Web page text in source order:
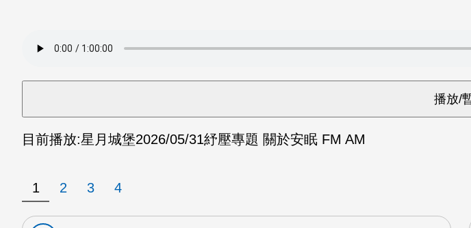
目前播放:星月城堡2026/05/31紓壓專題 關於安眠 FM AM
1 2 3 4